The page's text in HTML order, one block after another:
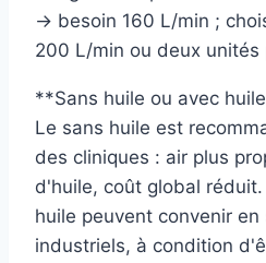
→ besoin 160 L/min ;
200 L/min ou deux unités
**Sans huile ou avec
Le sans huile est
des cliniques : air plus
d'huile, coût global
huile peuvent convenir en
industriels, à condition